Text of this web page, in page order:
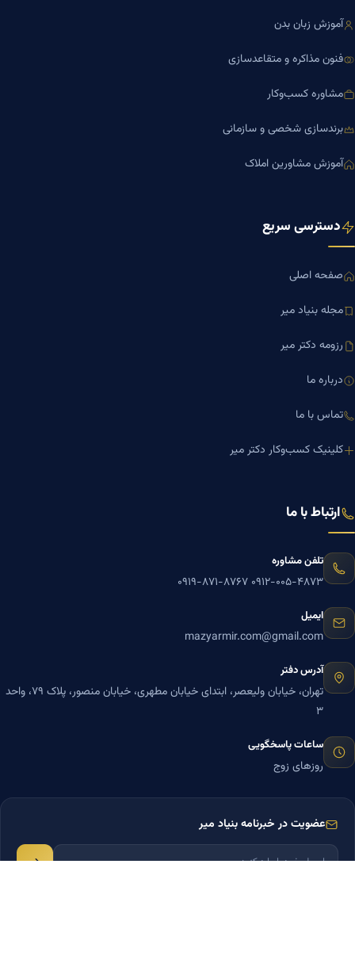
آموزش زبان بدن
فنون مذاکره و متقاعدسازی
مشاوره کسب‌وکار
برندسازی شخصی و سازمانی
آموزش مشاورین املاک
دسترسی سریع
صفحه اصلی
مجله بنیاد میر
رزومه دکتر میر
درباره ما
تماس با ما
کلینیک کسب‌وکار دکتر میر
ارتباط با ما
تلفن مشاوره
۰۹۱۲-۰۰۵-۴۸۷۳ ۰۹۱۹-۸۷۱-۸۷۶۷
ایمیل
mazyarmir.com@gmail.com
آدرس دفتر
تهران، خیابان ولیعصر، ابتدای خیابان مطهری، خیابان منصور، پلاک ۷۹، واحد
۳
ساعات پاسخگویی
روزهای زوج
عضویت در خبرنامه بنیاد میر